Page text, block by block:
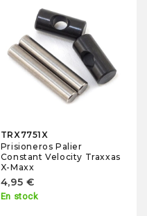
TRX7751X
Prisioneros Palier
Constant Velocity Traxxas
X-Maxx
4,95 €
En stock